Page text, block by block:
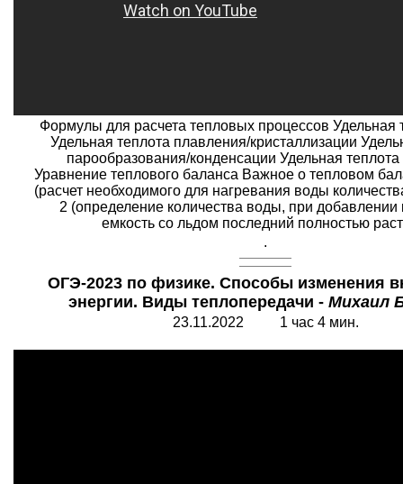
Формулы для расчета тепловых процессов Удельная
Удельная теплота плавления/кристаллизации
парообразования/конденсации Удельная теплота
Уравнение теплового баланса Важное о тепловом
(расчет необходимого для нагревания воды
2 (определение количества воды, при добавлении
емкость со льдом последний полностью
.
ОГЭ-2023 по физике. Способы изменения
энергии. Виды теплопередачи - Михаил
23.11.2022 1 час 4 мин.